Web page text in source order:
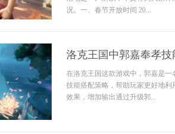
况。一、春节开放时间 20...
洛克王国中郭嘉奉孝
在洛克王国这款游戏中，郭嘉是
技能搭配策略，帮助玩家更好地
效果，增加输出通过升级郭...